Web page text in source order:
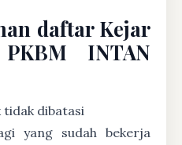
daftar Kejar
INTAN
tidak dibatasi
yang sudah bekerja